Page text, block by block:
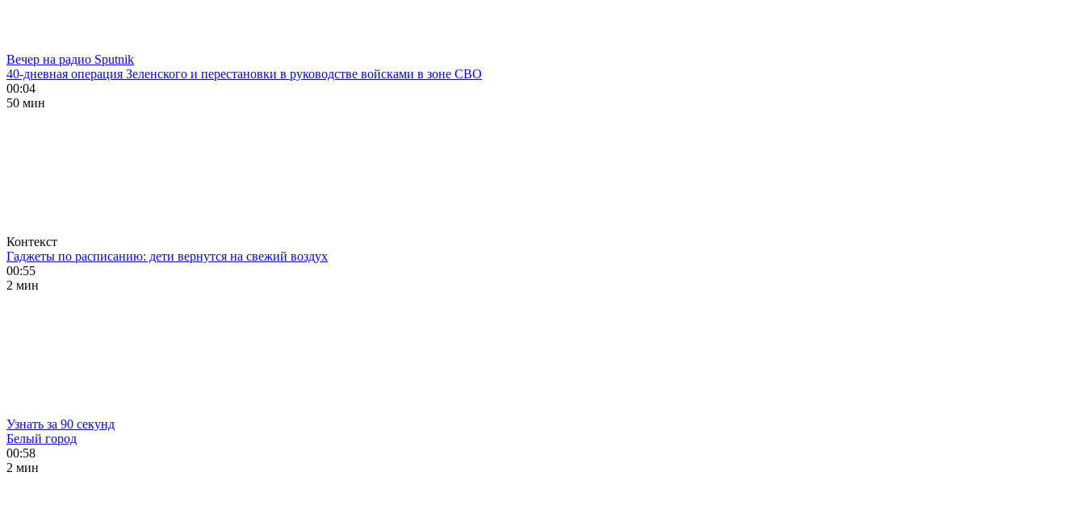
Вечер на радио Sputnik
40-дневная операция Зеленского и перестановки в руководстве войсками в зоне СВО
00:04
50 мин
Контекст
Гаджеты по расписанию: дети вернутся на свежий воздух
00:55
2 мин
Узнать за 90 секунд
Белый город
00:58
2 мин